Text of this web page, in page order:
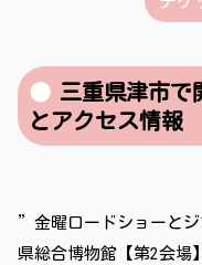
三重県津市で
とアクセス情報
”金曜ロードショーと
県総合博物館【第2会場